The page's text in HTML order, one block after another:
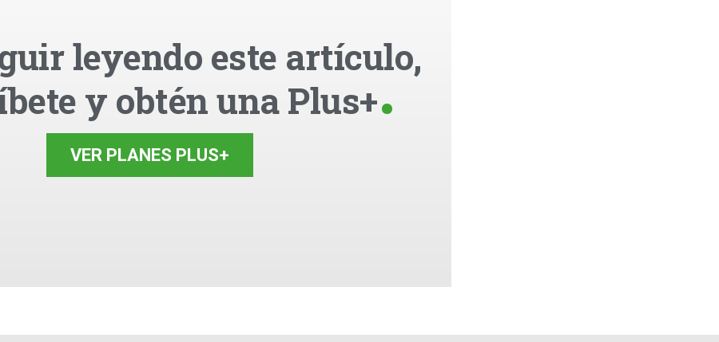
leyendo este artículo,
y obtén una Plus+
VER PLANES PLUS+